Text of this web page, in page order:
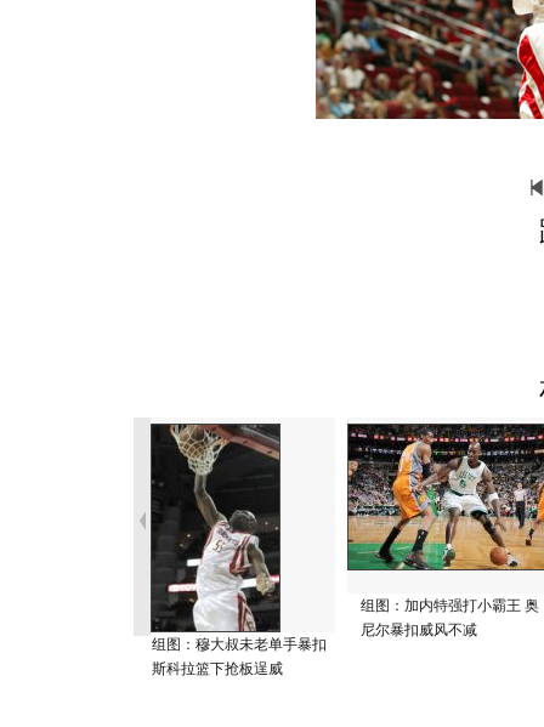
组图：穆大叔未老单手暴扣
斯科拉篮下抢板逞威
组图：加内特强打小霸王 奥
尼尔暴扣威风不减